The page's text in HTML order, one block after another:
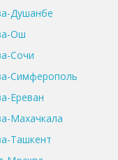
Душанбе
Ош
Сочи
Симферополь
Ереван
Махачкала
Ташкент